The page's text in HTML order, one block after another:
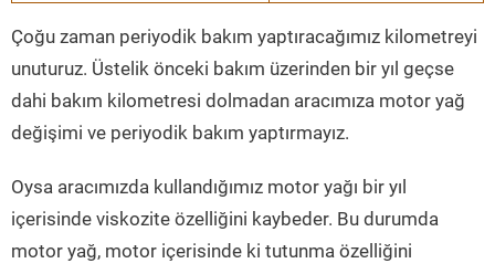
Çoğu zaman periyodik bakım yaptıracağımız kilometreyi
unuturuz. Üstelik önceki bakım üzerinden bir yıl geçse
dahi bakım kilometresi dolmadan aracımıza motor yağ
değişimi ve periyodik bakım yaptırmayız.
Oysa aracımızda kullandığımız motor yağı bir yıl
içerisinde viskozite özelliğini kaybeder. Bu durumda
motor yağ, motor içerisinde ki tutunma özelliğini